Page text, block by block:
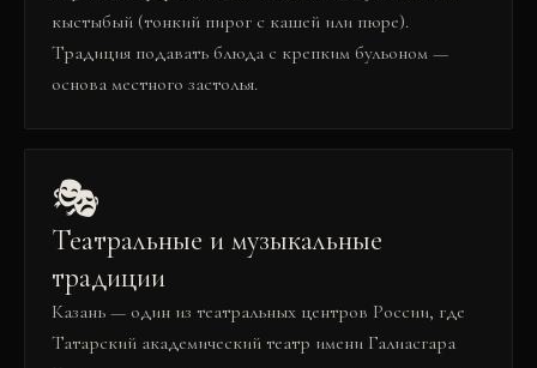
кыстыбый (тонкий пирог с кашей или пюре).
Традиция подавать блюда с крепким бульоном —
основа местного застолья.
🎭
Театральные и музыкальные
традиции
Казань — один из театральных центров России, где
Татарский академический театр имени Галиасгара